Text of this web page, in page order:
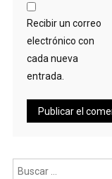
Recibir un correo
electrónico con
cada nueva
entrada.